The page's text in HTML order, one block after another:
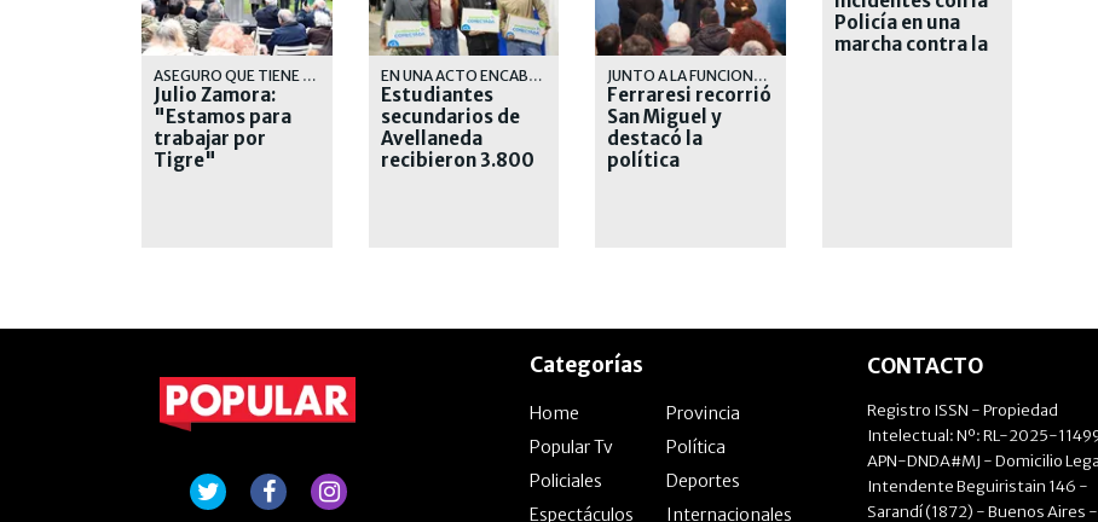
ASEGURO QUE TIENE MUCHA OBRA POR DELANTE PARA EJECUTAR
Julio Zamora:
"Estamos para
trabajar por
Tigre"
EN UNA ACTO ENCABEZADO POR LA INTENDENTA, MAGDALENA SIERRA
Estudiantes
secundarios de
Avellaneda
recibieron 3.800
JUNTO A LA FUNCIONARIA PROVINCIAL BERNARDA MEGLIA Y EL PRESIDENTE DEL PJ LOCAL, SANTIAGO FIDANZA
Ferraresi recorrió
San Miguel y
destacó la
política
Policía en una
marcha contra la
Categorías
Home
Provincia
Popular Tv
Política
Policiales
Deportes
Espectáculos
Internacionales
CONTACTO
Registro ISSN - Propiedad
Intelectual: Nº: RL-2025-
APN-DNDA#MJ - Domicilio
Intendente Beguiristain 146 -
Sarandí (1872) - Buenos Aires -